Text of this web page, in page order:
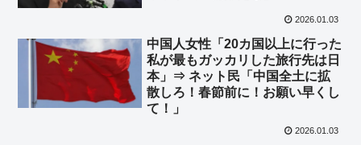
2026.01.03
中国人女性「20カ国以上に行った
私が最もガッカリした旅行先は日
本」⇒ ネット民「中国全土に拡
散しろ！春節前に！お願い早くし
て！」
2026.01.03